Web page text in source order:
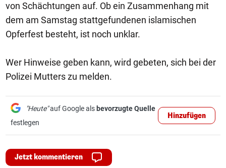
von Schächtungen auf. Ob ein Zusammenhang mit
dem am Samstag stattgefundenen islamischen
Opferfest besteht, ist noch unklar.
Wer Hinweise geben kann, wird gebeten, sich bei der
Polizei Mutters zu melden.
"Heute"auf Google als bevorzugte Quelle
festlegen
Hinzufügen
Jetzt kommentieren